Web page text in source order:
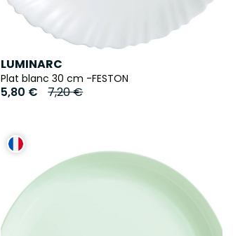
LUMINARC
Plat blanc 30 cm -FESTON
5,80 € 7,20 €